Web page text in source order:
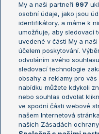
Žebříček ATP (muži)
Žebříček WTA (ženy)
Sázkařský žebříček
Aktualní trendy
Fotbalové přestupy
Livesport Daily
My a naši partneři 997
osobní údaje, jako jsou
identifikátory, a máme k
umožňuje, aby sledovací
uvedené v části My a
účelem poskytování.
odvoláním svého
sledovací technologie
obsahy a reklamy pro
nabídku můžete kdykoli
nebo souhlas odvolat
ve spodní části webové
našem Internetová
našich Zásadách